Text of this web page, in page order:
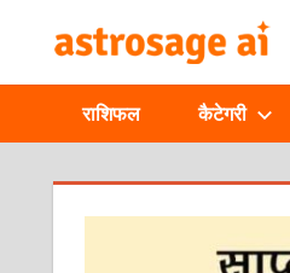
content
राशिफल कैटेगरी